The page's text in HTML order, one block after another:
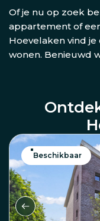
Of je nu op zoek
appartement of
Hoevelaken vind
wonen. Benieuwd
Beschikbaar